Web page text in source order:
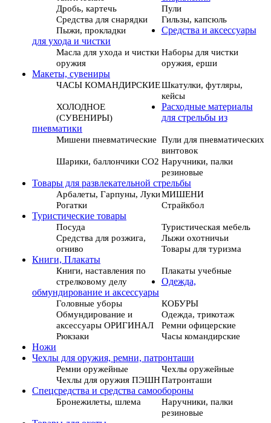
Дробь, картечь
Пули
Средства для снарядки
Гильзы, капсюль
Пыжи, прокладки
Средства и аксессуары
для ухода и чистки
Масла для ухода и чистки
оружия
Наборы для чистки
оружия, ерши
Макеты, сувениры
ЧАСЫ КОМАНДИРСКИЕШкатулки, футляры,
кейсы
ХОЛОДНОЕ
(СУВЕНИРЫ)
Расходные материалы
для стрельбы из
пневматики
Мишени пневматические Пули для пневматических
винтовок
Шарики, баллончики СО2 Наручники, палки
резиновые
Товары для развлекательной стрельбы
Арбалеты, Гарпуны, ЛукиМИШЕНИ
Рогатки
Страйкбол
Туристические товары
Посуда
Туристическая мебель
Средства для розжига,
огниво
Лыжи охотничьи
Товары для туризма
Книги, Плакаты
Книги, наставления по
стрелковому делу
Плакаты учебные
Одежда,
обмундирование и аксессуары
Головные уборы
КОБУРЫ
Обмундирование и
аксессуары ОРИГИНАЛ
Одежда, трикотаж
Ремни офицерские
Рюкзаки
Часы командирские
Ножи
Чехлы для оружия, ремни, патронташи
Ремни оружейные
Чехлы оружейные
Чехлы для оружия ПЭШНПатронташи
Спецсредства и средства самообороны
Бронежилеты, шлема
Наручники, палки
резиновые